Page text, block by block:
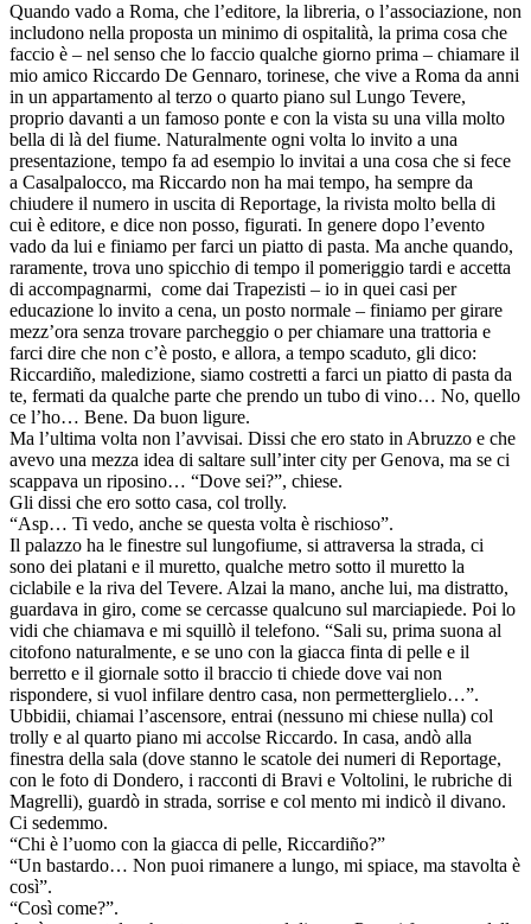
Quando vado a Roma, che l’editore, la libreria, o l’associazione, non
includono nella proposta un minimo di ospitalità, la prima cosa che
faccio è – nel senso che lo faccio qualche giorno prima – chiamare il
mio amico Riccardo De Gennaro, torinese, che vive a Roma da anni
in un appartamento al terzo o quarto piano sul Lungo Tevere,
proprio davanti a un famoso ponte e con la vista su una villa molto
bella di là del fiume. Naturalmente ogni volta lo invito a una
presentazione, tempo fa ad esempio lo invitai a una cosa che si fece
a Casalpalocco, ma Riccardo non ha mai tempo, ha sempre da
chiudere il numero in uscita di Reportage, la rivista molto bella di
cui è editore, e dice non posso, figurati. In genere dopo l’evento
vado da lui e finiamo per farci un piatto di pasta. Ma anche quando,
raramente, trova uno spicchio di tempo il pomeriggio tardi e accetta
di accompagnarmi, come dai Trapezisti – io in quei casi per
educazione lo invito a cena, un posto normale – finiamo per girare
mezz’ora senza trovare parcheggio o per chiamare una trattoria e
farci dire che non c’è posto, e allora, a tempo scaduto, gli dico:
Riccardiño, maledizione, siamo costretti a farci un piatto di pasta da
te, fermati da qualche parte che prendo un tubo di vino… No, quello
ce l’ho… Bene. Da buon ligure.
Ma l’ultima volta non l’avvisai. Dissi che ero stato in Abruzzo e che
avevo una mezza idea di saltare sull’inter city per Genova, ma se ci
scappava un riposino… “Dove sei?”, chiese.
Gli dissi che ero sotto casa, col trolly.
“Asp… Ti vedo, anche se questa volta è rischioso”.
Il palazzo ha le finestre sul lungofiume, si attraversa la strada, ci
sono dei platani e il muretto, qualche metro sotto il muretto la
ciclabile e la riva del Tevere. Alzai la mano, anche lui, ma distratto,
guardava in giro, come se cercasse qualcuno sul marciapiede. Poi lo
vidi che chiamava e mi squillò il telefono. “Sali su, prima suona al
citofono naturalmente, e se uno con la giacca finta di pelle e il
berretto e il giornale sotto il braccio ti chiede dove vai non
rispondere, si vuol infilare dentro casa, non permetterglielo…”.
Ubbidii, chiamai l’ascensore, entrai (nessuno mi chiese nulla) col
trolly e al quarto piano mi accolse Riccardo. In casa, andò alla
finestra della sala (dove stanno le scatole dei numeri di Reportage,
con le foto di Dondero, i racconti di Bravi e Voltolini, le rubriche di
Magrelli), guardò in strada, sorrise e col mento mi indicò il divano.
Ci sedemmo.
“Chi è l’uomo con la giacca di pelle, Riccardiño?”
“Un bastardo… Non puoi rimanere a lungo, mi spiace, ma stavolta è
così”.
“Così come?”.